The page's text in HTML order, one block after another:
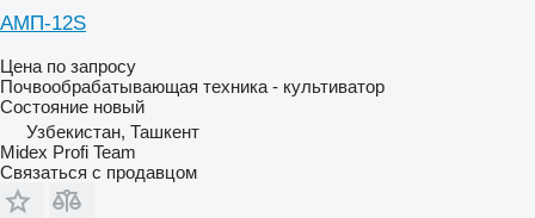
АМП-12S
Цена по запросу
Почвообрабатывающая техника - культиватор
Состояние новый
Узбекистан, Ташкент
Midex Profi Team
Связаться с продавцом